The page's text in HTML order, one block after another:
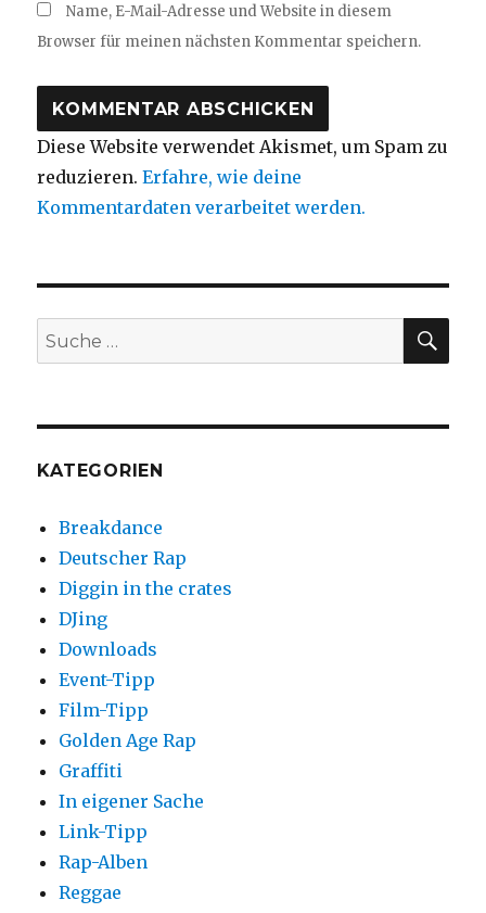
Name, E-Mail-Adresse und Website in diesem
Browser für meinen nächsten Kommentar speichern.
Diese Website verwendet Akismet, um Spam zu
reduzieren.Erfahre, wie deine
Kommentardaten verarbeitet werden.
Suche
nach:
KATEGORIEN
Breakdance
Deutscher Rap
Diggin in the crates
DJing
Downloads
Event-Tipp
Film-Tipp
Golden Age Rap
Graffiti
In eigener Sache
Link-Tipp
Rap-Alben
Reggae